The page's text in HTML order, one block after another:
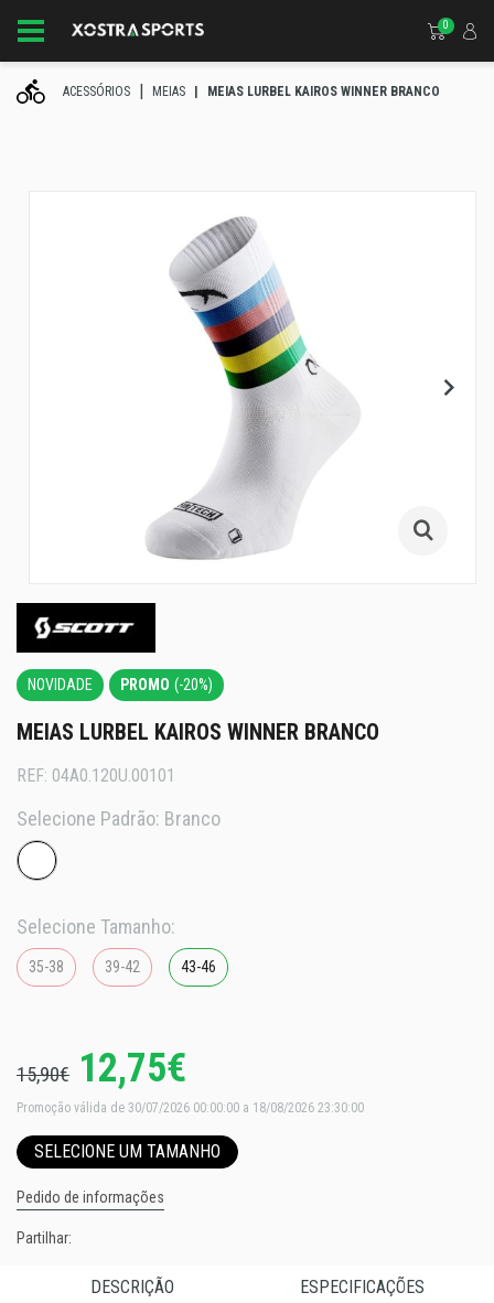
0
ACESSÓRIOS MEIAS MEIAS LURBEL KAIROS WINNER BRANCO
DESCRIÇÃO ESPECIFICAÇÕES
NOVIDADE PROMO (-20%)
MEIAS LURBEL KAIROS WINNER BRANCO
REF: 04A0.120U.00101
Selecione Padrão: Branco
Selecione Tamanho:
35-38 39-42 43-46
15,90€ 12,75€
Promoção válida de 30/07/2026 00:00:00 a 18/08/2026 23:30:00
SELECIONE UM TAMANHO
Pedido de informações
Partilhar: